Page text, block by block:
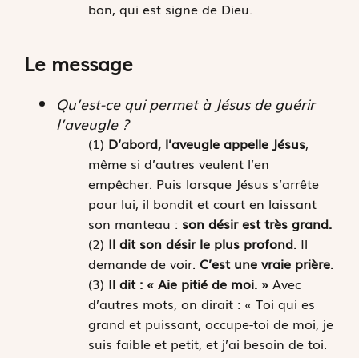
bon, qui est signe de Dieu.
Le message
Qu’est-ce qui permet à Jésus de guérir
l’aveugle ?
(1) D’abord, l’aveugle appelle Jésus,
même si d’autres veulent l’en
empêcher. Puis lorsque Jésus s’arrête
pour lui, il bondit et court en laissant
son manteau : son désir est très grand.
(2) Il dit son désir le plus profond. Il
demande de voir.C’est une vraie prière.
(3) Il dit : « Aie pitié de moi. » Avec
d’autres mots, on dirait : « Toi qui es
grand et puissant, occupe-toi de moi, je
suis faible et petit, et j’ai besoin de toi.